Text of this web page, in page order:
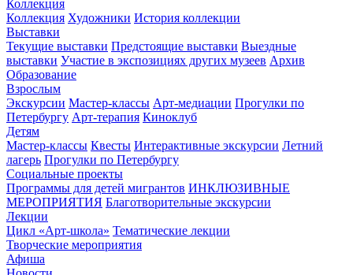
Коллекция
Коллекция Художники История коллекции
Выставки
Текущие выставки Предстоящие выставки Выездные
выставки Участие в экспозициях других музеев Архив
Образование
Взрослым
Экскурсии Мастер-классы Арт-медиации Прогулки по
Петербургу Арт-терапия Киноклуб
Детям
Мастер-классы Квесты Интерактивные экскурсии Летний
лагерь Прогулки по Петербургу
Социальные проекты
Программы для детей мигрантов ИНКЛЮЗИВНЫЕ
МЕРОПРИЯТИЯ Благотворительные экскурсии
Лекции
Цикл «Арт-школа» Тематические лекции
Творческие мероприятия
Афиша